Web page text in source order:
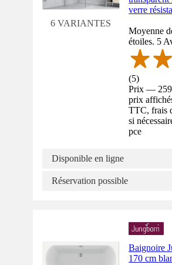
6 VARIANTES
verre
Moyenne
étoiles. 5
(5)
Prix —
prix
TTC, frais
si
pce
Disponible en ligne
Réservation possible
Baignoire
170 cm